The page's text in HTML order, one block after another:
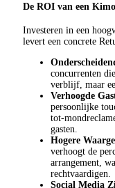
De ROI van een
Investeren in een
levert een concrete
concurrenten
verblijf, maar
Verhoogde
persoonlijke
tot-
gasten.
Hogere
verhoogt de
arrangement,
rechtvaardigen.
Social Media